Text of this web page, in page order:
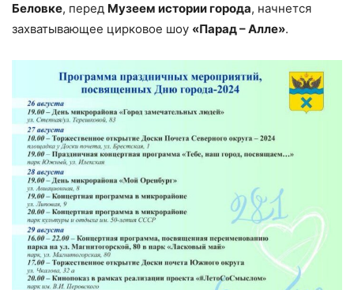
Беловке, перед Музеем истории города, начнется
захватывающее цирковое шоу «Парад – Алле».